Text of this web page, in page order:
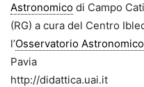
Astronomico di Campo
(RG) a cura del Centro
l’Osservatorio Astronomico
Pavia
http://didattica.uai.it